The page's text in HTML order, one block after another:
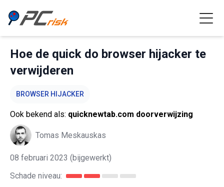
Hoe de quick do browser hijacker te
verwijderen
BROWSER HIJACKER
Ook bekend als: quicknewtab.com doorverwijzing
Tomas Meskauskas
08 februari 2023 (bijgewerkt)
Schade niveau: